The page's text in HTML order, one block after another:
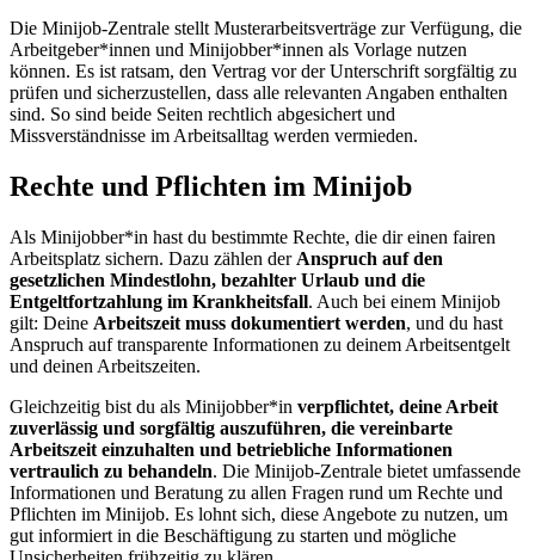
Die Minijob-Zentrale stellt Musterarbeitsverträge zur Verfügung, die
Arbeitgeber*innen und Minijobber*innen als Vorlage nutzen
können. Es ist ratsam, den Vertrag vor der Unterschrift sorgfältig zu
prüfen und sicherzustellen, dass alle relevanten Angaben enthalten
sind. So sind beide Seiten rechtlich abgesichert und
Missverständnisse im Arbeitsalltag werden vermieden.
Rechte und Pflichten im Minijob
Als Minijobber*in hast du bestimmte Rechte, die dir einen fairen
Arbeitsplatz sichern. Dazu zählen der Anspruch auf den
gesetzlichen Mindestlohn, bezahlter Urlaub und die
Entgeltfortzahlung im Krankheitsfall. Auch bei einem Minijob
gilt: Deine Arbeitszeit muss dokumentiert werden, und du hast
Anspruch auf transparente Informationen zu deinem Arbeitsentgelt
und deinen Arbeitszeiten.
Gleichzeitig bist du als Minijobber*in verpflichtet, deine Arbeit
zuverlässig und sorgfältig auszuführen, die vereinbarte
Arbeitszeit einzuhalten und betriebliche Informationen
vertraulich zu behandeln. Die Minijob-Zentrale bietet umfassende
Informationen und Beratung zu allen Fragen rund um Rechte und
Pflichten im Minijob. Es lohnt sich, diese Angebote zu nutzen, um
gut informiert in die Beschäftigung zu starten und mögliche